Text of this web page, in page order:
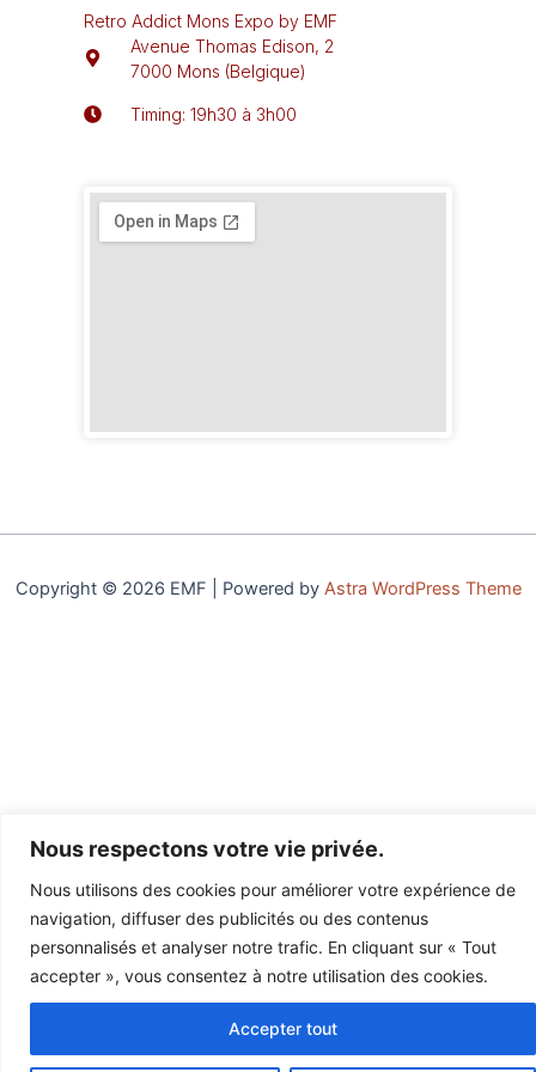
Nous respectons votre vie privée.
Nous utilisons des cookies pour améliorer votre expérience de
navigation, diffuser des publicités ou des contenus
personnalisés et analyser notre trafic. En cliquant sur « Tout
accepter », vous consentez à notre utilisation des cookies.
Accepter tout
- m
Retro Addict Mons Expo by EMF
Avenue Thomas Edison, 2
7000 Mons (Belgique)
Timing: 19h30 à 3h00
Copyright © 2026 EMF | Powered by Astra WordPress Theme